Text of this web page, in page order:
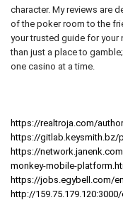
character. My reviews are
of the poker room to the
your trusted guide for your
than just a place to
one casino at a time.
https://realtroja.com/
https://gitlab.keysmith.bz/
https://
monkey-mobile-
https://jobs.egybell.com/
http://